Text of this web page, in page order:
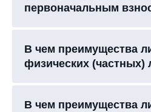
первоначальным
В чем преимущества
физических (частных)
В чем преимущества